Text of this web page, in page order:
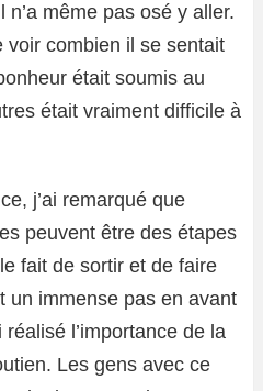
même pas osé y aller.
voir combien il se sentait
était soumis au
était vraiment difficile à
j’ai remarqué que
peuvent être des étapes
fait de sortir et de faire
un immense pas en avant
réalisé l’importance de la
Les gens avec ce